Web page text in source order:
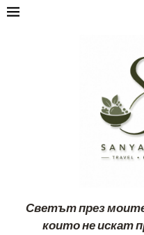
Светът през моите
които не искат